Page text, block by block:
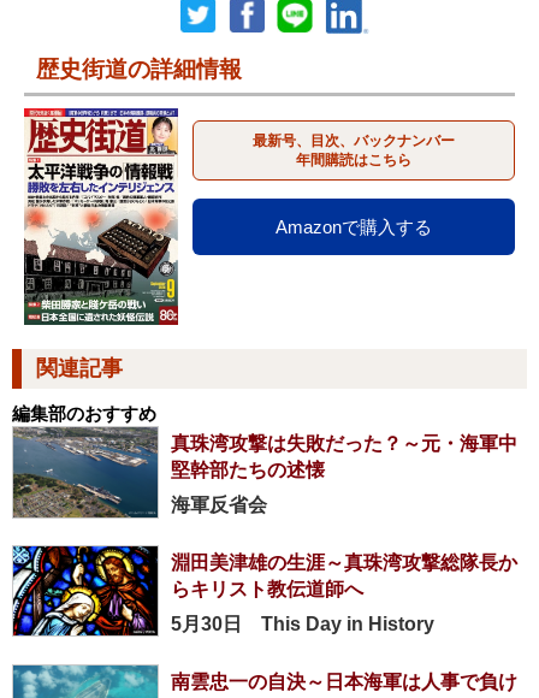
歴史街道の詳細情報
最新号、目次、バックナンバー
年間購読はこちら
Amazonで購入する
関連記事
編集部のおすすめ
真珠湾攻撃は失敗だった？～元・海軍中
堅幹部たちの述懐
海軍反省会
淵田美津雄の生涯～真珠湾攻撃総隊長か
らキリスト教伝道師へ
5月30日 This Day in History
南雲忠一の自決～日本海軍は人事で負け